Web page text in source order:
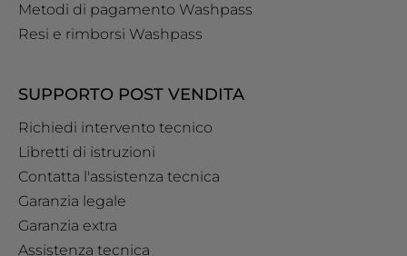
Metodi di pagamento Washpass
Resi e rimborsi Washpass
SUPPORTO POST VENDITA
Richiedi intervento tecnico
Libretti di istruzioni
Contatta l'assistenza tecnica
Garanzia legale
Garanzia extra
Assistenza tecnica